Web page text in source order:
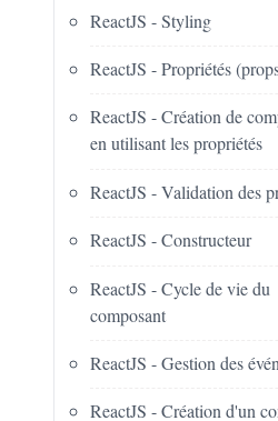
ReactJS - Styling
ReactJS - Propriétés
ReactJS - Création de
en utilisant les propriétés
ReactJS - Validation des
ReactJS - Constructeur
ReactJS - Cycle de vie du
composant
ReactJS - Gestion des
ReactJS - Création d'un